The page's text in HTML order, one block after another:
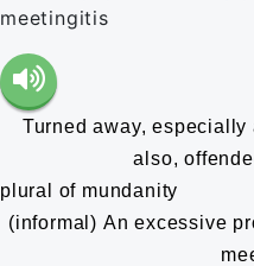
meetingitis
Turned away,
also,
plural of mundanity
(informal) An excessive